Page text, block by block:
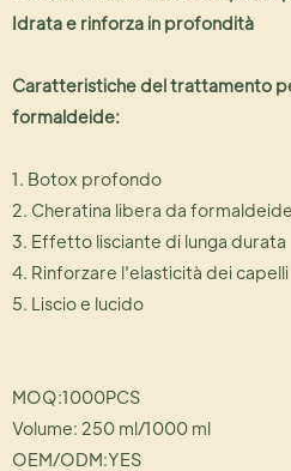
Idrata e rinforza in profondità
Caratteristiche del trattamento
formaldeide:
1. Botox profondo
2. Cheratina libera da formaldeide
3. Effetto lisciante di lunga durata
4. Rinforzare l'elasticità dei capelli
5. Liscio e lucido
MOQ:1000PCS
Volume: 250 ml/1000 ml
OEM/ODM:YES